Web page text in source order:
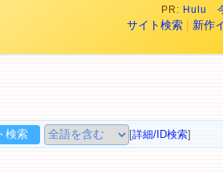
PR: Hulu
サイト検索 | 新作
[詳細/ID検索]